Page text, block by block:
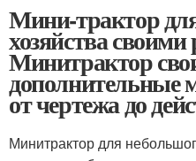
Мини-трактор
хозяйства
Минитрактор
дополнительные
от чертежа до
Минитрактор для